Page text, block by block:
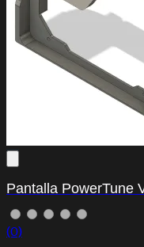
Pantalla PowerTune
(0)